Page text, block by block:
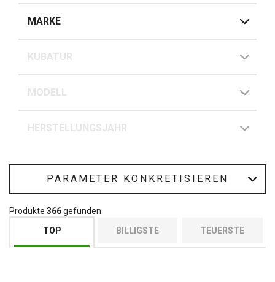
MARKE
KUBATUR
MODELL
HERSTELLUNGSJAHR
PARAMETER KONKRETISIEREN
Produkte 366gefunden
TOP
BILLIGSTE TEUERSTE